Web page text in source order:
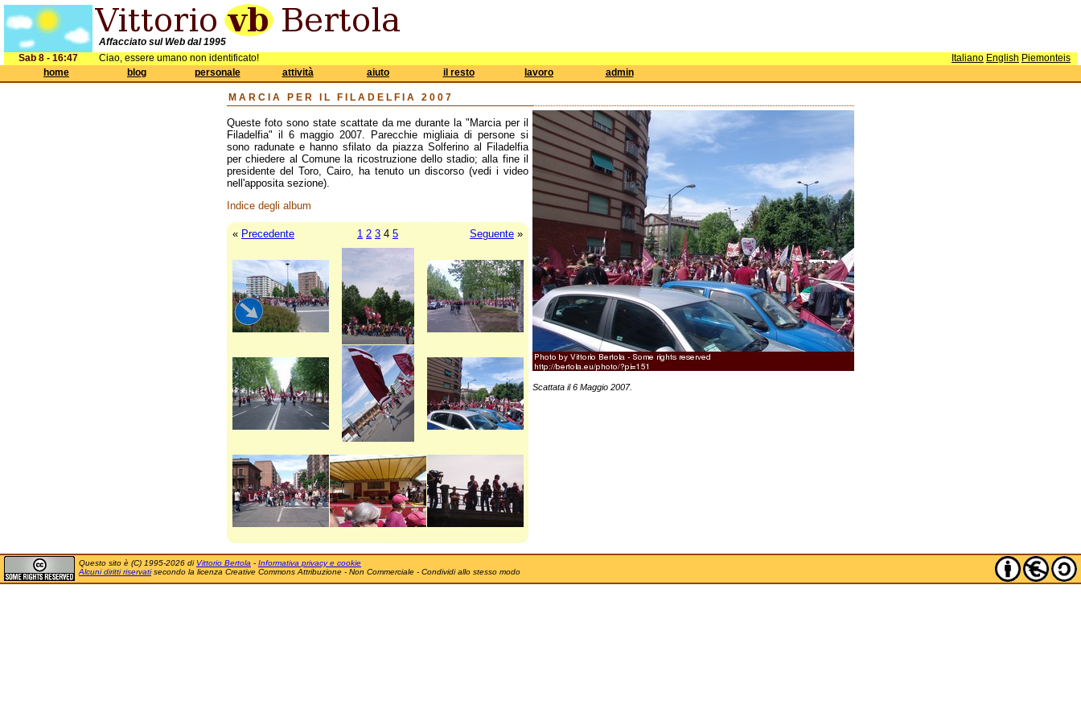
Affacciato sul Web dal 1995
Sab 8 - 16:47
Ciao, essere umano non identificato! Italiano English Piemonteis
home
blog personale attività aiuto il resto lavoro admin
MARCIA PER IL FILADELFIA 2007
Queste foto sono state scattate da me durante la "Marcia per il
Filadelfia" il 6 maggio 2007. Parecchie migliaia di persone si
sono radunate e hanno sfilato da piazza Solferino al Filadelfia
per chiedere al Comune la ricostruzione dello stadio; alla fine il
presidente del Toro, Cairo, ha tenuto un discorso (vedi i video
nell'apposita sezione).
Indice degli album
« Precedente Seguente »
1 2 3 4 5
Scattata il 6 Maggio 2007.
Questo sito è (C) 1995-2026 di Vittorio Bertola - Informativa privacy e cookie
Alcuni diritti riservatisecondo la licenza Creative Commons Attribuzione - Non Commerciale - Condividi allo stesso modo